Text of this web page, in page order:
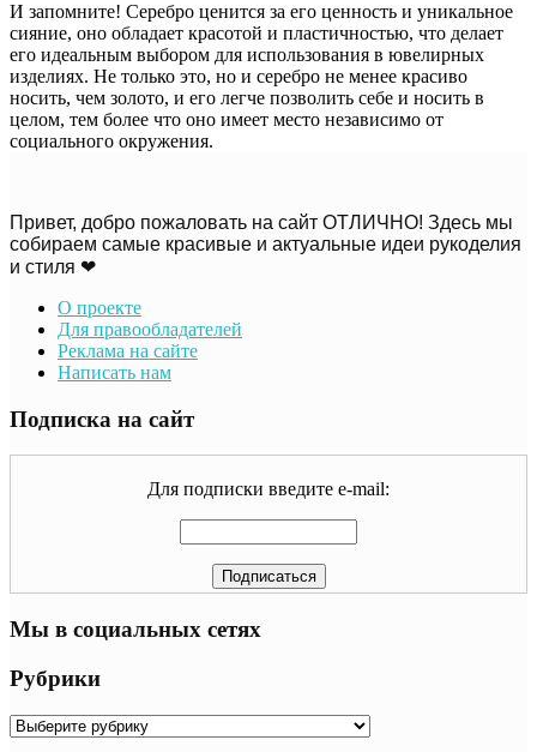
И запомните! Серебро ценится за его ценность и уникальное
сияние, оно обладает красотой и пластичностью, что делает
его идеальным выбором для использования в ювелирных
изделиях. Не только это, но и серебро не менее красиво
носить, чем золото, и его легче позволить себе и носить в
целом, тем более что оно имеет место независимо от
социального окружения.
Привет, добро пожаловать на сайт ОТЛИЧНО! Здесь мы
собираем самые красивые и актуальные идеи рукоделия
и стиля ❤
О проекте
Для правообладателей
Реклама на сайте
Написать нам
Подписка на сайт
Для подписки введите e-mail:
Мы в социальных сетях
Рубрики
Рубрики